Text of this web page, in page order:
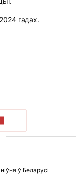
гадах.
ў Беларусі